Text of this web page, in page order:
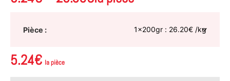
Pièce
5.24€ la pièce